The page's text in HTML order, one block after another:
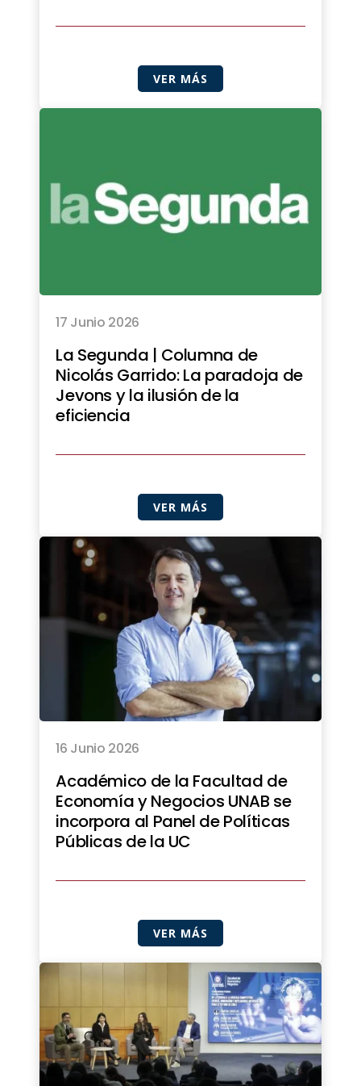
VER MÁS
17 Junio 2026
La Segunda | Columna de
Nicolás Garrido: La paradoja de
Jevons y la ilusión de la
eficiencia
VER MÁS
16 Junio 2026
Académico de la Facultad de
Economía y Negocios UNAB se
incorpora al Panel de Políticas
Públicas de la UC
VER MÁS